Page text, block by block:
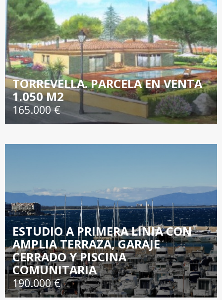
TORREVELLA. PARCELA EN VENTA
1.050 M2
165.000 €
ESTUDIO A PRIMERA LINIA CON
AMPLIA TERRAZA, GARAJE
CERRADO Y PISCINA
COMUNITARIA
190.000 €